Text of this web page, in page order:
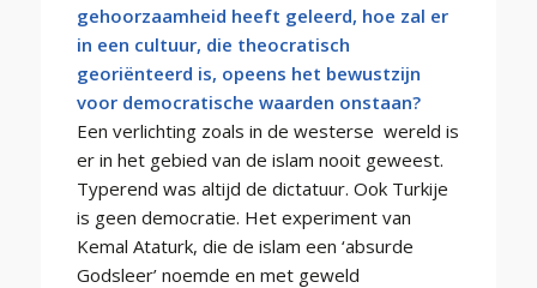
gehoorzaamheid heeft geleerd, hoe zal er
in een cultuur, die theocratisch
georiënteerd is, opeens het bewustzijn
voor democratische waarden onstaan?
Een verlichting zoals in de westerse wereld is
er in het gebied van de islam nooit geweest.
Typerend was altijd de dictatuur. Ook Turkije
is geen democratie. Het experiment van
Kemal Ataturk, die de islam een ‘absurde
Godsleer’ noemde en met geweld